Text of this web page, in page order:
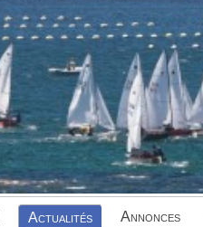
Actualités Annonces